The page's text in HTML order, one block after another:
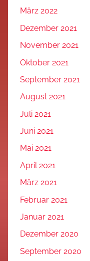
März 2022
Dezember 2021
November 2021
Oktober 2021
September 2021
August 2021
Juli 2021
Juni 2021
Mai 2021
April 2021
März 2021
Februar 2021
Januar 2021
Dezember 2020
September 2020